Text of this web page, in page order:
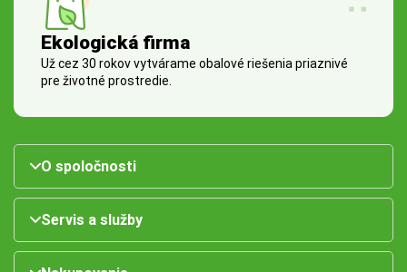
Ekologická firma
Už cez 30 rokov vytvárame obalové riešenia priaznivé
pre životné prostredie.
O spoločnosti
Servis a služby